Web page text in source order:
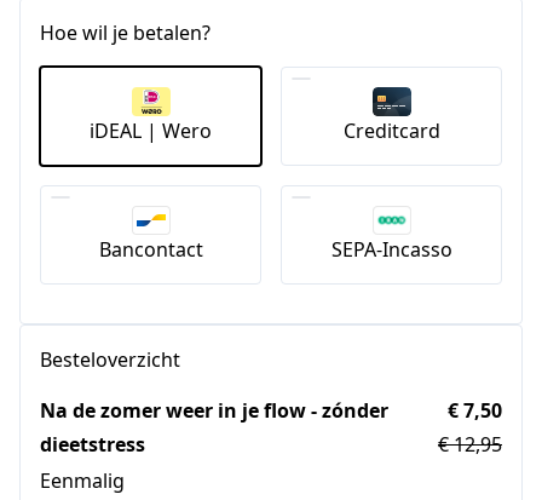
Hoe wil je betalen?
iDEAL | Wero Creditcard
Bancontact SEPA-Incasso
Besteloverzicht
Na de zomer weer in je flow - zónder
dieetstress
Eenmalig
€ 7,50
€ 12,95